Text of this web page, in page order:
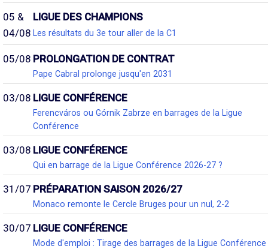
05 &
04/08
LIGUE DES CHAMPIONS
Les résultats du 3e tour aller de la C1
05/08 PROLONGATION DE CONTRAT
Pape Cabral prolonge jusqu'en 2031
03/08 LIGUE CONFÉRENCE
Ferencváros ou Górnik Zabrze en barrages de la Ligue
Conférence
03/08 LIGUE CONFÉRENCE
Qui en barrage de la Ligue Conférence 2026-27 ?
31/07 PRÉPARATION SAISON 2026/27
Monaco remonte le Cercle Bruges pour un nul, 2-2
30/07 LIGUE CONFÉRENCE
Mode d'emploi : Tirage des barrages de la Ligue Conférence